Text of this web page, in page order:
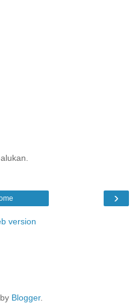
›
version
Blogger.